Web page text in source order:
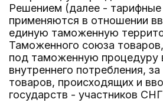
Решением (далее -
применяются в отношении
единую таможенную
Таможенного союза
под таможенную процедуру
внутреннего потребления,
товаров, происходящих и
государств - участников